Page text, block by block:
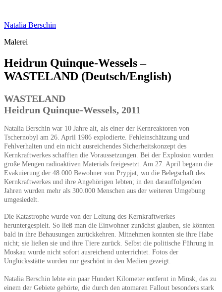
springen
Natalia Berschin
Malerei
Heidrun Quinque-Wessels –
WASTELAND (Deutsch/English)
WASTELAND
Heidrun Quinque-Wessels, 2011
Natalia Berschin war 10 Jahre alt, als einer der Kernreaktoren von
Tschernobyl am 26. April 1986 explodierte. Fehleinschätzung und
Fehlverhalten und ein nicht ausreichendes Sicherheitskonzept des
Kernkraftwerkes schafften die Voraussetzungen. Bei der Explosion wurden
große Mengen radioaktiven Materials freigesetzt. Am 27. April begann die
Evakuierung der 48.000 Bewohner von Prypjat, wo die Belegschaft des
Kernkraftwerkes und ihre Angehörigen lebten; in den darauffolgenden
Jahren wurden mehr als 300.000 Menschen aus der weiteren Umgebung
umgesiedelt.
Die Katastrophe wurde von der Leitung des Kernkraftwerkes
heruntergespielt. So ließ man die Einwohner zunächst glauben, sie könnten
bald in ihre Behausungen zurückkehren. Mitnehmen konnten sie ihre Habe
nicht; sie ließen sie und ihre Tiere zurück. Selbst die politische Führung in
Moskau wurde nicht sofort ausreichend unterrichtet. Fotos der
Unglücksstätte wurden nur geschönt in den Medien gezeigt.
Natalia Berschin lebte ein paar Hundert Kilometer entfernt in Minsk, das zu
einem der Gebiete gehörte, die durch den atomaren Fallout besonders stark